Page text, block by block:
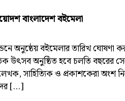
বাংলাদেশ বইমেলা
অনুষ্ঠেয় বইমেলার তারিখ ঘোষণা
উৎসব অনুষ্ঠিত হবে চলতি বছরের
সাহিত্যিক ও প্রকাশকেরা অংশ
[…]